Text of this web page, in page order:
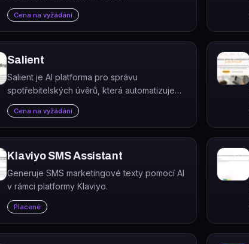
personalizované oslovovací zprávy pro
kandidáty na základě jejich LinkedIn profilu.
Cena na vyžádání
Salient
Salient je AI platforma pro správu
spotřebitelských úvěrů, která automatizuje
inkaso pohledávek, servisování, regulatorní
audity, pojistné nároky a řešení sporů.
Cena na vyžádání
Klaviyo SMS Assistant
Generuje SMS marketingové texty pomocí AI
v rámci platformy Klaviyo.
Placené